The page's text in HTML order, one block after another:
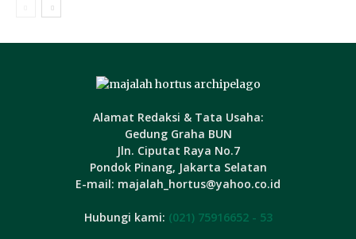
Alamat Redaksi & Tata Usaha:
Gedung Graha BUN
Jln. Ciputat Raya No.7
Pondok Pinang, Jakarta Selatan
E-mail: majalah_hortus@yahoo.co.id
Hubungi kami: (021) 75916652 - 53